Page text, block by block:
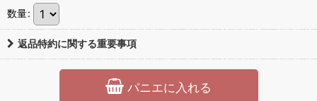
数量:
返品特約に関する重要事項
パニエに入れる